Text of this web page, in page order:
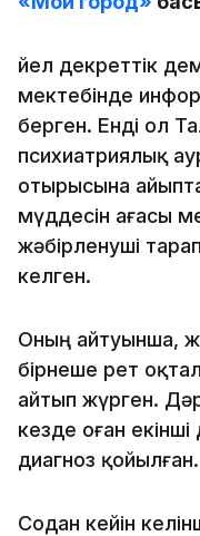
Әйел декреттік
мектебінде
берген. Енді ол
психиатриялық
отырысына
мүддесін ағасы
жәбірленуші
келген.
Оның айтуынша,
бірнеше рет
айтып жүрген.
кезде оған
диагноз қойылған.
Содан кейін